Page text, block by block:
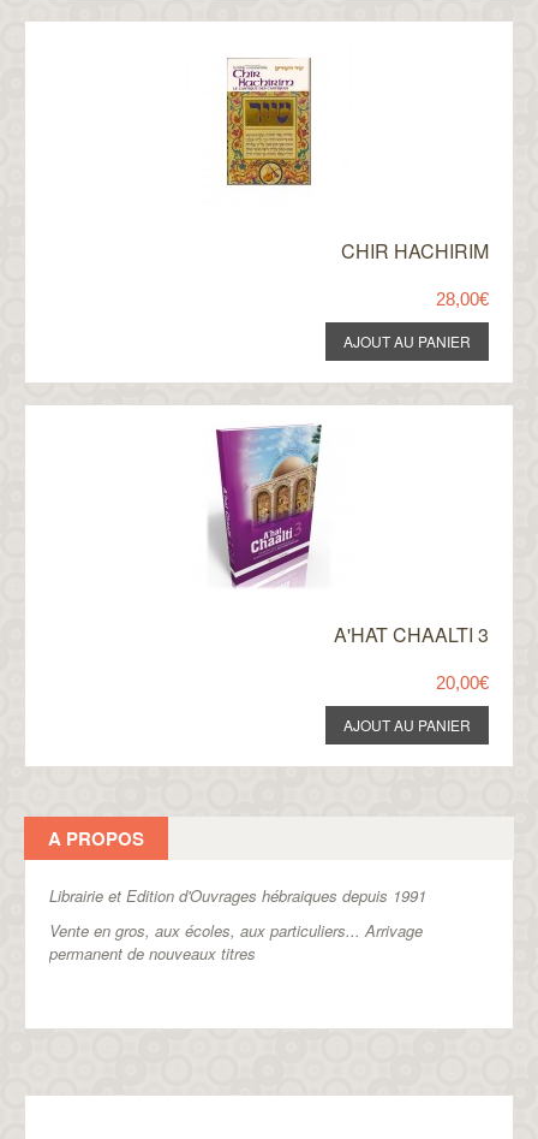
CHIR HACHIRIM
28,00€
A'HAT CHAALTI 3
20,00€
A PROPOS
Librairie et Edition d'Ouvrages hébraiques depuis 1991
Vente en gros, aux écoles, aux particuliers...Arrivage
permanent de nouveaux titres